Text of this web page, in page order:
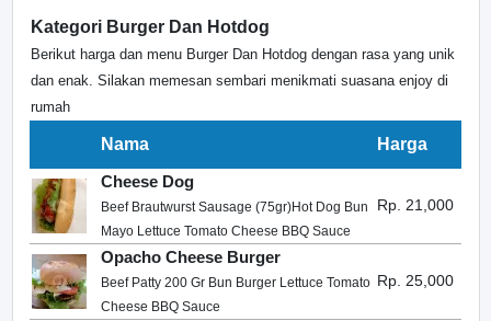
Kategori Burger Dan Hotdog
Berikut harga dan menu Burger Dan Hotdog dengan rasa yang unik
dan enak. Silakan memesan sembari menikmati suasana enjoy di
rumah
Nama
Harga
Cheese Dog
Beef Brautwurst Sausage (75gr)Hot Dog Bun
Mayo Lettuce Tomato Cheese BBQ Sauce
Rp. 21,000
Opacho Cheese Burger
Beef Patty 200 Gr Bun Burger Lettuce Tomato
Cheese BBQ Sauce
Rp. 25,000